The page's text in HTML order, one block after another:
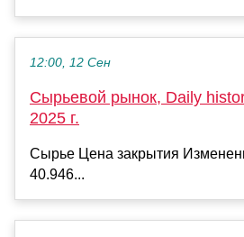
12:00, 12 Сен
Сырьевой рынок, Daily
2025 г.
Сырье Цена закрытия
40.946...